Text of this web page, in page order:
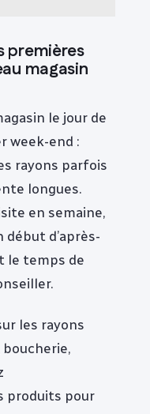
premières
magasin
le jour de
week-end :
rayons parfois
longues.
en semaine,
d’après-
le temps de
les rayons
produits pour